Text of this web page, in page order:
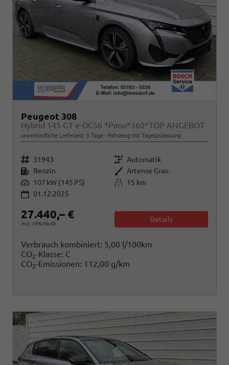
Peugeot 308
Hybrid 145 GT e-DCS6 *Pano*360*TOP ANGEBOT
unverbindliche Lieferzeit: 5 Tage Fahrzeug mit Tageszulassung
Fahrzeugnr. 31943 Getriebe Automatik
Kraftstoff Benzin Außenfarbe Artense Grau
Leistung 107 kW (145 PS) Kilometerstand
15 km
01.12.2025
27.440,– €
incl. 19% MwSt.
Details
Verbrauch kombiniert: 5,00 l/100km
CO2-Klasse: C
CO2-Emissionen: 112,00 g/km